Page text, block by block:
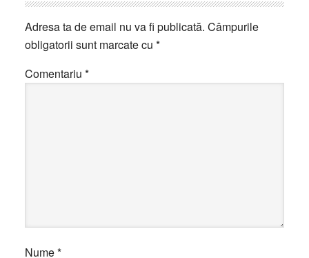
Interactions
Adresa ta de email nu va fi publicată. Câmpurile
obligatorii sunt marcate cu *
Comentariu *
Nume*